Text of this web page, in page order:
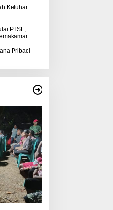
Keluhan
PTSL,
Pribadi